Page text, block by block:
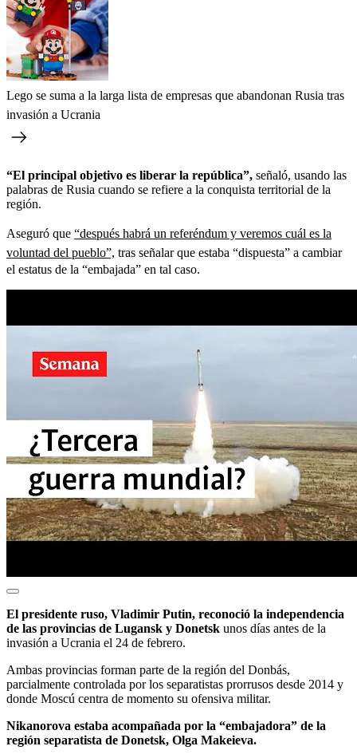
Lego se suma a la larga lista de empresas que abandonan Rusia tras
invasión a Ucrania
“El principal objetivo es liberar la república”, señaló, usando las
palabras de Rusia cuando se refiere a la conquista territorial de la
región.
Aseguró que “después habrá un referéndum y veremos cuál es la
voluntad del pueblo”, tras señalar que estaba “dispuesta” a cambiar
el estatus de la “embajada” en tal caso.
El presidente ruso, Vladimir Putin, reconoció la independencia
de las provincias de Lugansk y Donetsk unos días antes de la
invasión a Ucrania el 24 de febrero.
Ambas provincias forman parte de la región del Donbás,
parcialmente controlada por los separatistas prorrusos desde 2014 y
donde Moscú centra de momento su ofensiva militar.
Nikanorova estaba acompañada por la “embajadora” de la
región separatista de Donetsk, Olga Makeieva.